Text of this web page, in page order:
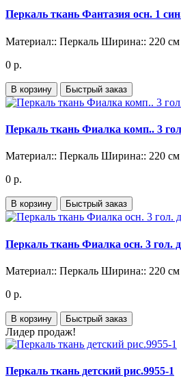
Перкаль ткань Фантазия осн. 1
Материал:: Перкаль Ширина:: 220 см
0 р.
В корзину Быстрый заказ
Перкаль ткань Фиалка комп.. 3
Материал:: Перкаль Ширина:: 220 см
0 р.
В корзину Быстрый заказ
Перкаль ткань Фиалка осн. 3 гол.
Материал:: Перкаль Ширина:: 220 см
0 р.
В корзину Быстрый заказ
Лидер продаж!
Перкаль ткань детский рис.9955-1